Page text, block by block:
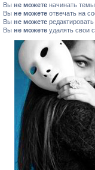
Вы не можете начинать темы
Вы не можете отвечать на
Вы не можете
Вы не можете удалять свои